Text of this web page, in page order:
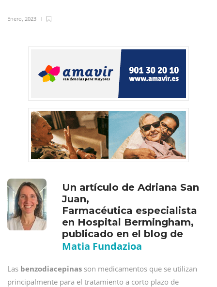
Enero, 2023
Un artículo de Adriana San
Juan,
Farmacéutica especialista
en Hospital Bermingham,
publicado en el blog de
Matia Fundazioa
Las benzodiacepinas son medicamentos que se utilizan
principalmente para el tratamiento a corto plazo de